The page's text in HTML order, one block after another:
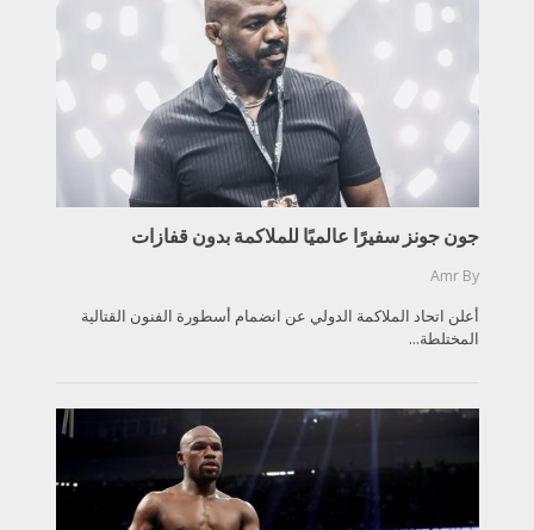
جون جونز سفيرًا عالميًا للملاكمة بدون قفازات
By
Amr
أعلن اتحاد الملاكمة الدولي عن انضمام أسطورة الفنون القتالية
المختلطة...